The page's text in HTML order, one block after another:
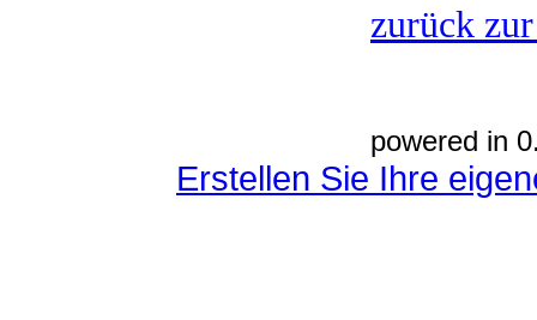
zurück
powered in
Erstellen Sie Ihre